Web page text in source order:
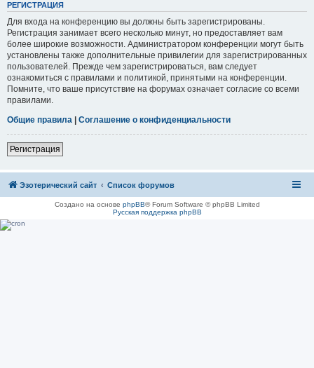
РЕГИСТРАЦИЯ
Для входа на конференцию вы должны быть зарегистрированы.
Регистрация занимает всего несколько минут, но предоставляет вам
более широкие возможности. Администратором конференции могут быть
установлены также дополнительные привилегии для зарегистрированных
пользователей. Прежде чем зарегистрироваться, вам следует
ознакомиться с правилами и политикой, принятыми на конференции.
Помните, что ваше присутствие на форумах означает согласие со всеми
правилами.
Общие правила | Соглашение о конфиденциальности
Регистрация
Эзотерический сайт Список форумов
Создано на основе phpBB® Forum Software © phpBB Limited
Русская поддержка phpBB